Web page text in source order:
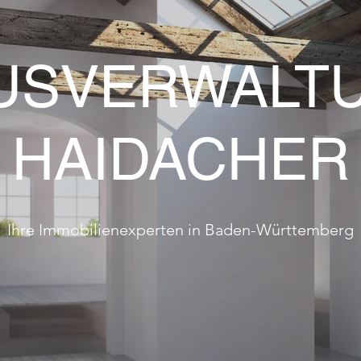
HAIDACHER
Ihre Immobilienexperten in Baden-Württemberg